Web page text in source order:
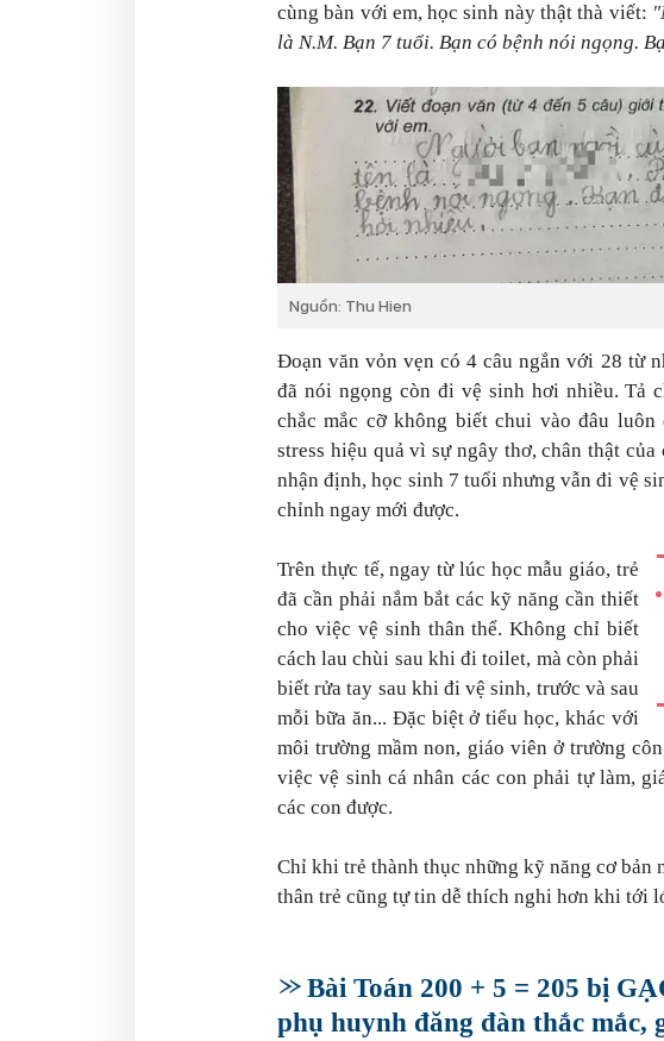
cùng bàn với em, học sinh này thật thà viết:
là N.M. Bạn 7 tuổi. Bạn có bệnh nói ngọng.
Nguồn: Thu Hien
Đoạn văn vỏn vẹn có 4 câu ngắn với 28 từ
đã nói ngọng còn đi vệ sinh hơi nhiều. Tả
chắc mắc cỡ không biết chui vào đâu
stress hiệu quả vì sự ngây thơ, chân thật
nhận định, học sinh 7 tuổi nhưng vẫn đi vệ
chỉnh ngay mới được.
Trên thực tế, ngay từ lúc học mẫu giáo, trẻ
đã cần phải nắm bắt các kỹ năng cần thiết
cho việc vệ sinh thân thể. Không chỉ biết
cách lau chùi sau khi đi toilet, mà còn phải
biết rửa tay sau khi đi vệ sinh, trước và sau
mỗi bữa ăn... Đặc biệt ở tiểu học, khác với
môi trường mầm non, giáo viên ở trường
việc vệ sinh cá nhân các con phải tự làm,
các con được.
Chỉ khi trẻ thành thục những kỹ năng cơ bản
thân trẻ cũng tự tin dễ thích nghi hơn khi tới
Bài Toán 200 + 5 = 205 bị
phụ huynh đăng đàn thắc mắc,